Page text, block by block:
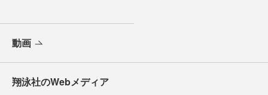
動画
翔泳社のWebメディア